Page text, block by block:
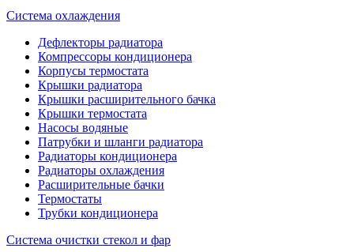
Система охлаждения
Дефлекторы радиатора
Компрессоры кондиционера
Корпусы термостата
Крышки радиатора
Крышки расширительного бачка
Крышки термостата
Насосы водяные
Патрубки и шланги радиатора
Радиаторы кондиционера
Радиаторы охлаждения
Расширительные бачки
Термостаты
Трубки кондиционера
Система очистки стекол и фар